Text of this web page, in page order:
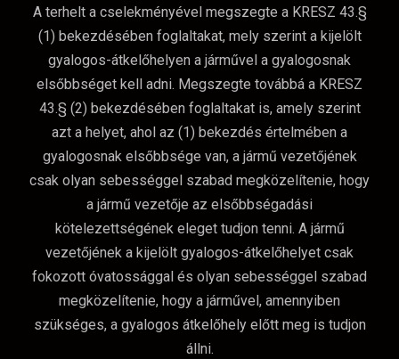
A terhelt a cselekményével megszegte a KRESZ 43.§
(1) bekezdésében foglaltakat, mely szerint a kijelölt
gyalogos-átkelőhelyen a járművel a gyalogosnak
elsőbbséget kell adni. Megszegte továbbá a KRESZ
43.§ (2) bekezdésében foglaltakat is, amely szerint
azt a helyet, ahol az (1) bekezdés értelmében a
gyalogosnak elsőbbsége van, a jármű vezetőjének
csak olyan sebességgel szabad megközelítenie, hogy
a jármű vezetője az elsőbbségadási
kötelezettségének eleget tudjon tenni. A jármű
vezetőjének a kijelölt gyalogos-átkelőhelyet csak
fokozott óvatossággal és olyan sebességgel szabad
megközelítenie, hogy a járművel, amennyiben
szükséges, a gyalogos átkelőhely előtt meg is tudjon
állni.